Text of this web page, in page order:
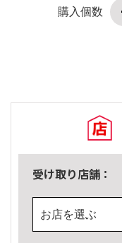
購入個数
受け取り店舗：
お店を選ぶ